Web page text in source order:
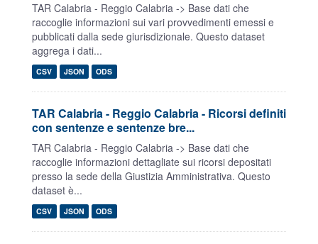
TAR Calabria - Reggio Calabria -> Base dati che
raccoglie informazioni sui vari provvedimenti emessi e
pubblicati dalla sede giurisdizionale. Questo dataset
aggrega i dati...
CSV JSON ODS
TAR Calabria - Reggio Calabria - Ricorsi definiti
con sentenze e sentenze bre...
TAR Calabria - Reggio Calabria -> Base dati che
raccoglie informazioni dettagliate sui ricorsi depositati
presso la sede della Giustizia Amministrativa. Questo
dataset è...
CSV JSON ODS